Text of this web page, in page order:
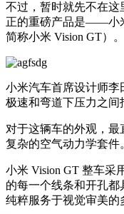
不过，暂时就先不在
正的重磅产品是——小
简称小米 Vision GT）
。
小米汽车首席设计师李
极速和弯道下压力之间
对于这辆车的外观，
复杂的空气动力学套件
小米 Vision GT 整车采
的每一个线条和开孔
纯粹服务于视觉审美的